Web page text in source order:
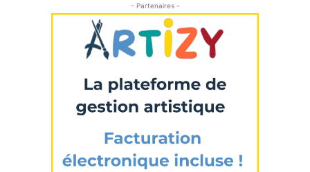
Statut / Organisation
J'accepte les termes et conditions
* Champ obligatoire
- Partenaires -